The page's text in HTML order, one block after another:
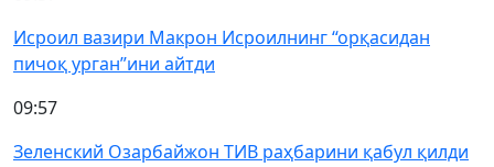
Исроил вазири Макрон Исроилнинг “орқасидан
пичоқ урган”ини айтди
09:57
Зеленский Озарбайжон ТИВ раҳбарини қабул қилди